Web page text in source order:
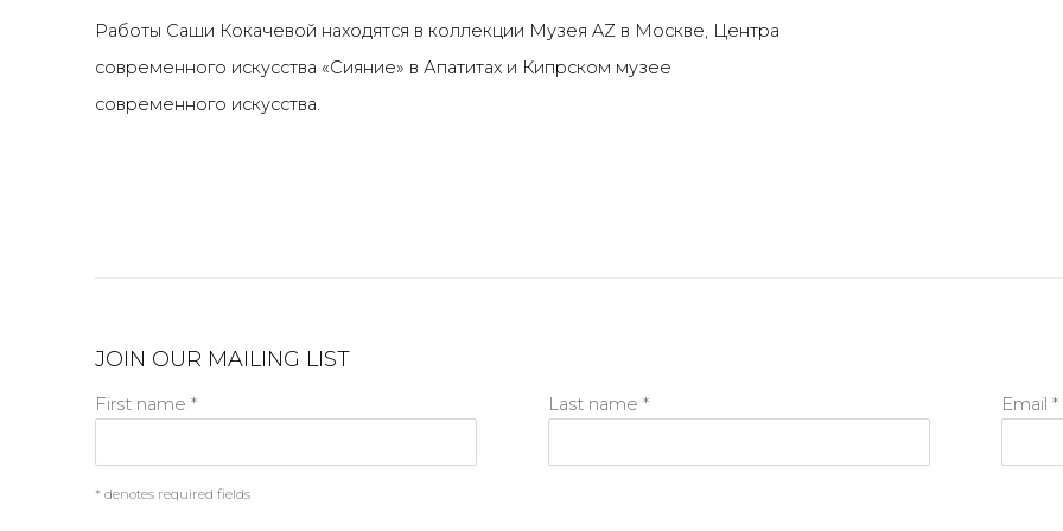
Работы Саши Кокачевой находятся в коллекции Музея AZ в Москве, Центра
современного искусства «Сияние» в Апатитах и Кипрском музее
современного искусства.
JOIN OUR MAILING LIST
First name * Last name * Email *
* denotes required fields